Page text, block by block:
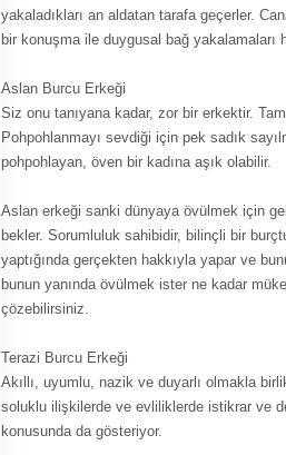
yakaladıkları an aldatan tarafa geçerler.
bir konuşma ile duygusal bağ yakalamaları
Aslan Burcu Erkeği
Siz onu tanıyana kadar, zor bir erkektir.
Pohpohlanmayı sevdiği için pek sadık
pohpohlayan, öven bir kadına aşık olabilir.
Aslan erkeği sanki dünyaya övülmek için
bekler. Sorumluluk sahibidir, bilinçli bir
yaptığında gerçekten hakkıyla yapar ve
bunun yanında övülmek ister ne kadar
çözebilirsiniz.
Terazi Burcu Erkeği
Akıllı, uyumlu, nazik ve duyarlı olmakla
soluklu ilişkilerde ve evliliklerde istikrar ve
konusunda da gösteriyor.